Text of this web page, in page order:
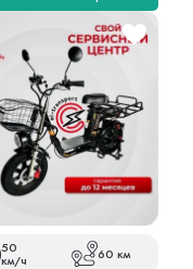
50
км/ч 60 км